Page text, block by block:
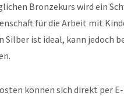
Bronzekurs wird ein
für die Arbeit mit
ist ideal, kann jedoch
können sich direkt per